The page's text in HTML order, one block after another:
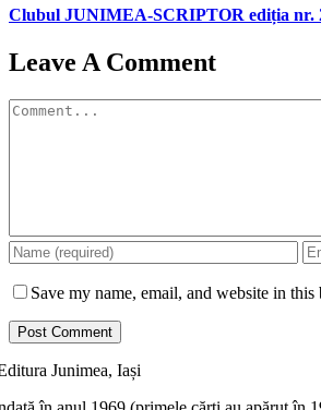
Clubul JUNIMEA-SCRIPTOR ediția nr.
Leave A Comment
Comment
Save my name, email, and website in